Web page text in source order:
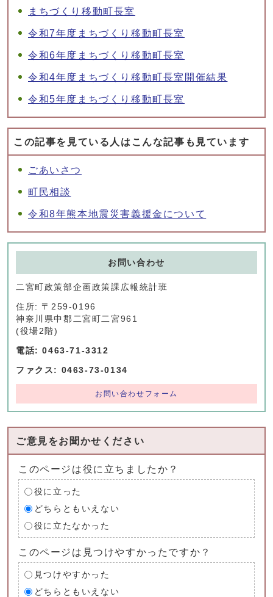
まちづくり移動町長室
令和7年度まちづくり移動町長室
令和6年度まちづくり移動町長室
令和4年度まちづくり移動町長室開催結果
令和5年度まちづくり移動町長室
この記事を見ている人はこんな記事も見ています
ごあいさつ
町民相談
令和8年熊本地震災害義援金について
お問い合わせ
二宮町政策部企画政策課広報統計班
住所: 〒259-0196
神奈川県中郡二宮町二宮961
(役場2階)
電話: 0463-71-3312
ファクス: 0463-73-0134
お問い合わせフォーム
ご意見をお聞かせください
このページは役に立ちましたか？
役に立った
どちらともいえない
役に立たなかった
このページは見つけやすかったですか？
見つけやすかった
どちらともいえない